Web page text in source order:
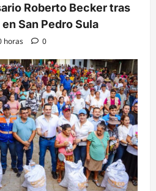
Roberto Becker tras
San Pedro Sula
horas 0